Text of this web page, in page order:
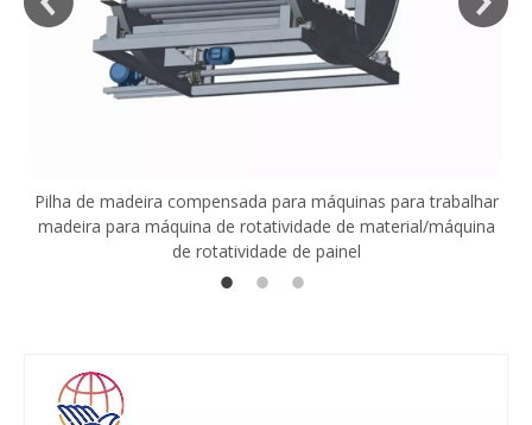
Pilha de madeira compensada para máquinas para trabalhar
madeira para máquina de rotatividade de material/máquina
de rotatividade de painel